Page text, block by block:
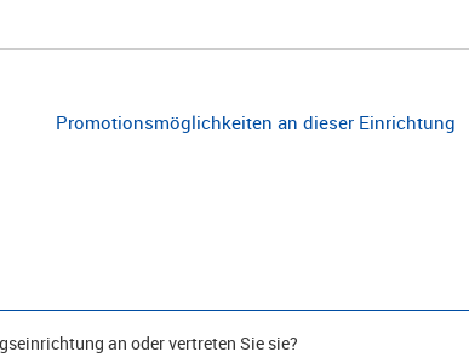
Promotionsmöglichkeiten an dieser Einrichtung
an oder vertreten Sie sie?